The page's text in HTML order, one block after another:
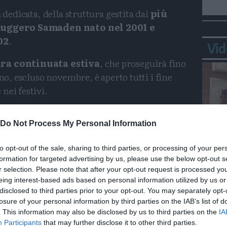
Do Not Process My Personal Information
opt-out of the sale, sharing to third parties, or processing of your
for targeted advertising by us, please use the below opt-out
selection. Please note that after your opt-out request is processed
interest-based ads based on personal information utilized by us
to third parties prior to your opt-out. You may separately
of your personal information by third parties on the IAB’s list of
This information may also be disclosed by us to third parties on the
Participants that may further disclose it to other third parties.
dedicata, della struttura gestita dai più
Samaden nato nel 2001 e
.
continuata estiva, che proseguirà fino
escluso novembre, è aperto tutti i fine
nei festivi.
Sat di Pergine,
una camera da 4 e una da 5
Web- è aperto tutto l’anno nei weekend e
a settembre e da Natale alla Befana.
e sci d’alpinismo o scarponi e